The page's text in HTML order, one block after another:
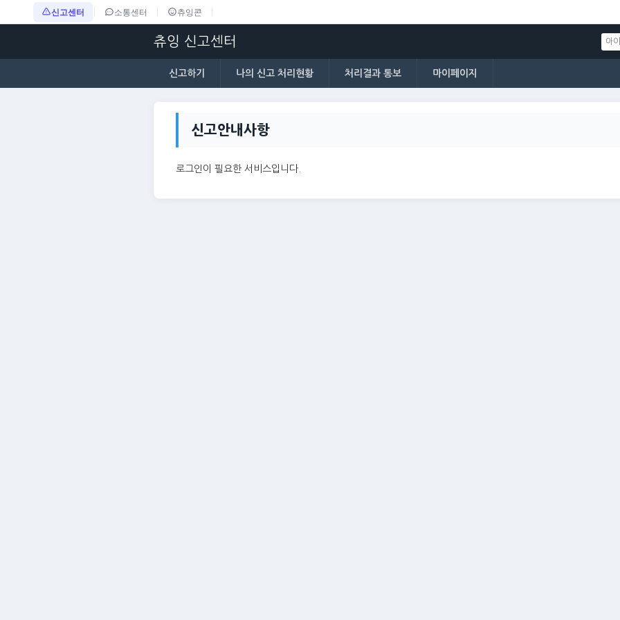
신고센터 소통센터 츄잉콘
츄잉 신고센터
신고하기 나의 신고 처리현황 처리결과 통보 마이페이지
신고안내사항
로그인이 필요한 서비스입니다.